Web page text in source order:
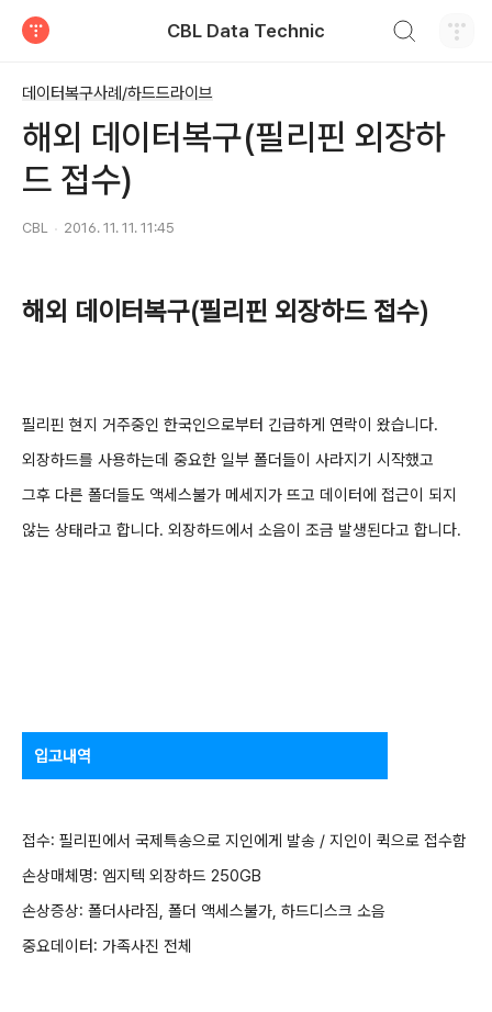
CBL Data Technic
데이터복구사례/하드드라이브
해외 데이터복구(필리핀 외장하
드 접수)
CBL 2016. 11. 11. 11:45
해외 데이터복구(필리핀 외장하드 접수)
필리핀 현지 거주중인 한국인으로부터 긴급하게 연락이 왔습니다.
외장하드를 사용하는데 중요한 일부 폴더들이 사라지기 시작했고
그후 다른 폴더들도 액세스불가 메세지가 뜨고 데이터에 접근이 되지
않는 상태라고 합니다. 외장하드에서 소음이 조금 발생된다고 합니다.
입고내역
접수: 필리핀에서 국제특송으로 지인에게 발송 / 지인이 퀵으로 접수함
손상매체명: 엠지텍 외장하드 250GB
손상증상: 폴더사라짐, 폴더 액세스불가, 하드디스크 소음
중요데이터: 가족사진 전체